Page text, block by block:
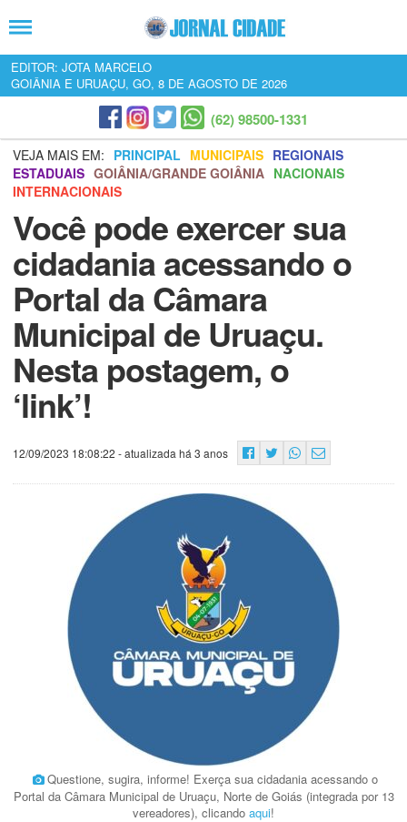
EDITOR: JOTA MARCELO
GOIÂNIA E URUAÇU, GO, 8 DE AGOSTO DE 2026
(62) 98500-1331
VEJA MAIS EM: PRINCIPAL MUNICIPAIS REGIONAIS
ESTADUAIS GOIÂNIA/GRANDE GOIÂNIA NACIONAIS
INTERNACIONAIS
Você pode exercer sua
cidadania acessando o
Portal da Câmara
Municipal de Uruaçu.
Nesta postagem, o
‘link’!
12/09/2023 18:08:22 - atualizada há 3 anos
Questione, sugira, informe! Exerça sua cidadania acessando o
Portal da Câmara Municipal de Uruaçu, Norte de Goiás (integrada por 13
vereadores), clicando aqui!